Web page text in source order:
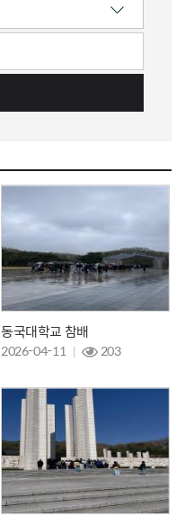
동국대학교 참배
2026-04-11
203